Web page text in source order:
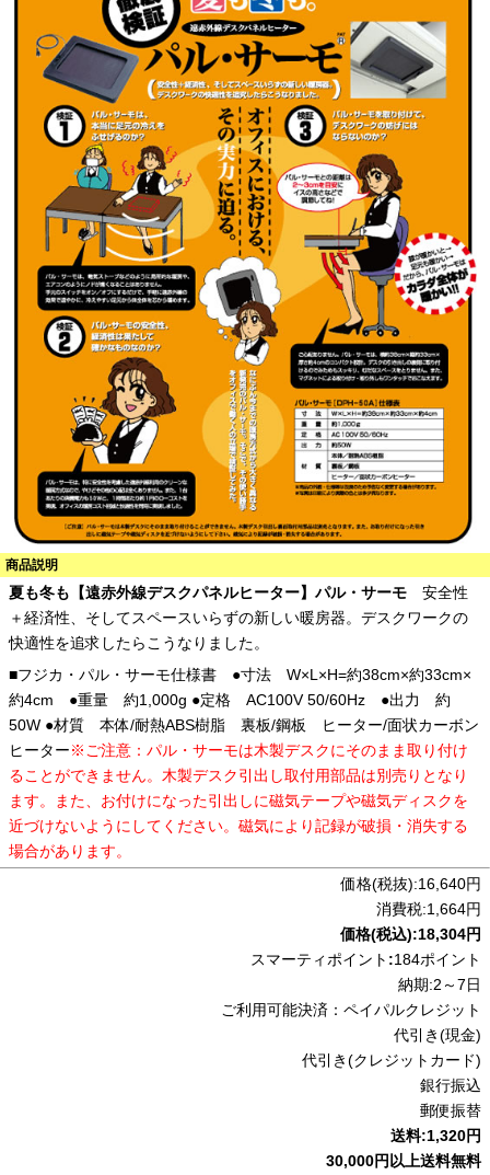
商品説明
夏も冬も【遠赤外線デスクパネルヒーター】パル・サーモ 安全性
＋経済性、そしてスペースいらずの新しい暖房器。デスクワークの
快適性を追求したらこうなりました。
■フジカ・パル・サーモ仕様書 ●寸法 W×L×H=約38cm×約33cm×
約4cm ●重量 約1,000g ●定格 AC100V 50/60Hz ●出力 約
50W ●材質 本体/耐熱ABS樹脂 裏板/鋼板 ヒーター/面状カーボン
ヒーター※ご注意：パル・サーモは木製デスクにそのまま取り付け
ることができません。木製デスク引出し取付用部品は別売りとなり
ます。また、お付けになった引出しに磁気テープや磁気ディスクを
近づけないようにしてください。磁気により記録が破損・消失する
場合があります。
価格(税抜):16,640円
消費税:1,664円
価格(税込):18,304円
スマーティポイント :184ポイント
納期:2～7日
ご利用可能決済：ペイパルクレジット
代引き(現金)
代引き(クレジットカード)
銀行振込
郵便振替
送料:1,320円
30,000円以上送料無料